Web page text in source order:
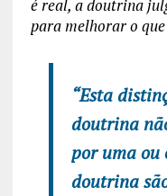
é real, a doutrina
para melhorar o que
“Esta
doutrina
por uma ou
doutrina